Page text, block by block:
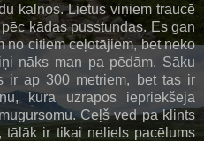
kalnos. Lietus viņiem traucē
kādas pusstundas. Es gan
no citiem ceļotājiem, bet neko
nāks man pa pēdām. Sāku
ir ap 300 metriem, bet tas ir
kurā uzrāpos iepriekšējā
Ceļš ved pa klints
tālāk ir tikai neliels pacēlums